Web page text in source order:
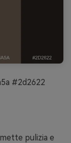
#2d2622
pulizia e